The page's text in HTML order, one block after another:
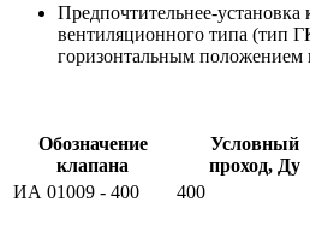
Предпочтительнее-установка
вентиляционного типа (тип
горизонтальным положением
Обозначение
клапана
Условный
проход, Ду
ИА 01009 - 400
400